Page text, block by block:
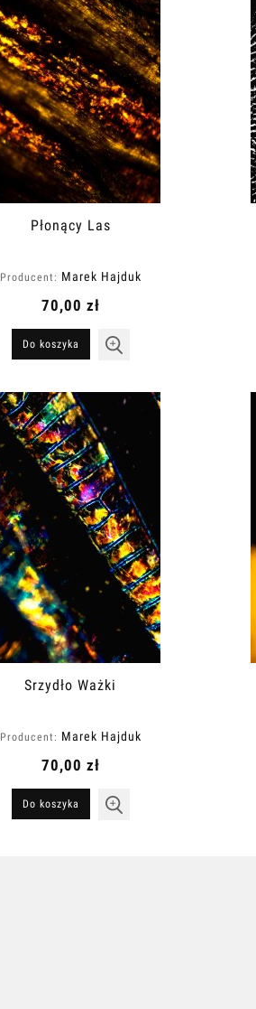
Płonący Las
Producent: Marek Hajduk
70,00 zł
Do koszyka
Srzydło Ważki
Producent: Marek Hajduk
70,00 zł
Do koszyka